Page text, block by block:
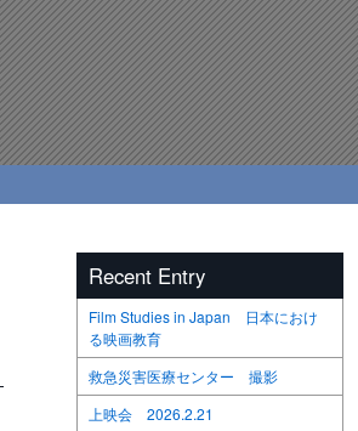
Recent Entry
Film Studies in Japan 日本におけ
る映画教育
救急災害医療センター 撮影
上映会 2026.2.21